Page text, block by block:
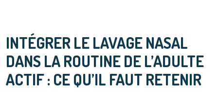
INTÉGRER LE LAVAGE NASAL
DANS LA ROUTINE DE L’ADULTE
ACTIF : CE QU’IL FAUT RETENIR